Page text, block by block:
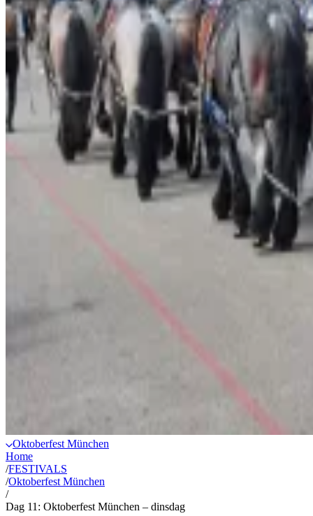
Oktoberfest München
Home
/FESTIVALS
/Oktoberfest München
/
Dag 11: Oktoberfest München – dinsdag